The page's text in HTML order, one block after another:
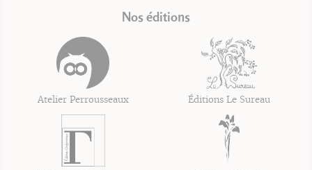
Nos éditions
Atelier Perrousseaux Éditions Le Sureau